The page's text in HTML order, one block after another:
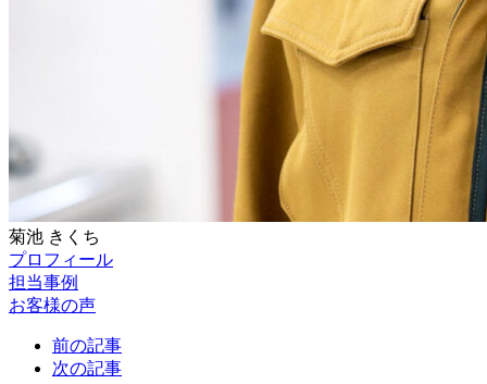
菊池 きくち
プロフィール
担当事例
お客様の声
前の記事
次の記事